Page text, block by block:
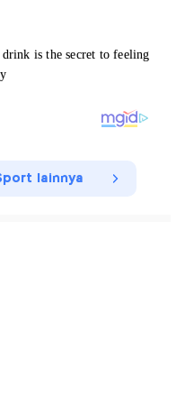
lainnya